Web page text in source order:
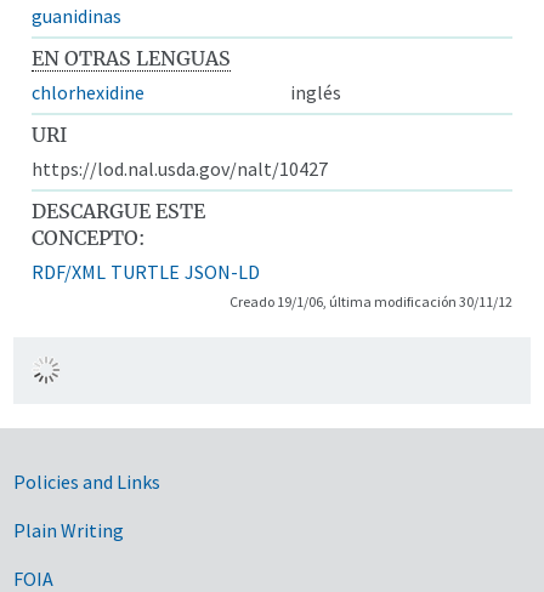
guanidinas
EN OTRAS LENGUAS
chlorhexidine
inglés
URI
https://lod.nal.usda.gov/nalt/10427
DESCARGUE ESTE
CONCEPTO:
RDF/XML TURTLE JSON-LD
Creado 19/1/06, última modificación 30/11/12
Government Links
Policies and Links
Plain Writing
FOIA